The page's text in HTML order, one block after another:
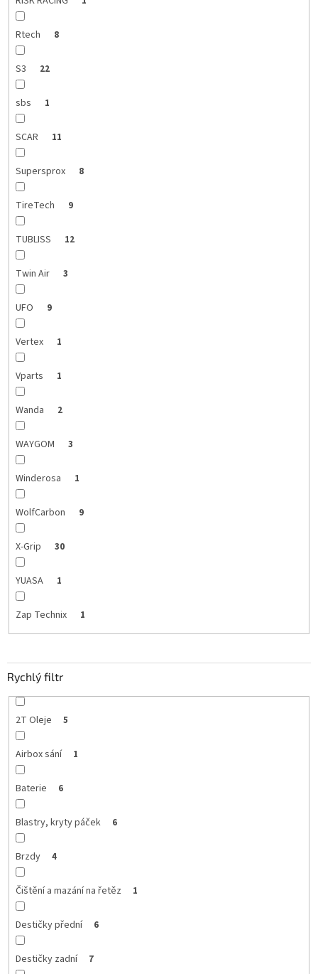
Rtech 8
S3 22
sbs 1
SCAR 11
Supersprox 8
TireTech 9
TUBLISS 12
Twin Air 3
UFO 9
Vertex 1
Vparts 1
Wanda 2
WAYGOM 3
Winderosa 1
WolfCarbon 9
X-Grip 30
YUASA 1
Zap Technix 1
Rychlý filtr
2T Oleje 5
Airbox sání 1
Baterie 6
Blastry, kryty páček 6
Brzdy 4
Čištění a mazání na řetěz 1
Destičky přední 6
Destičky zadní 7